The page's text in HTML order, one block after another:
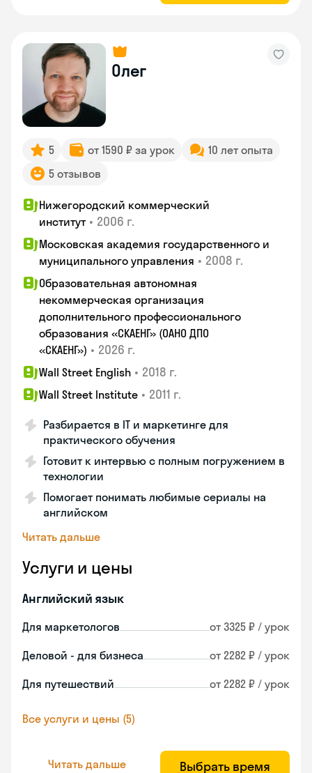
Олег
5 от 1590 ₽ за урок
10 лет опыта
5 отзывов
Нижегородский коммерческий
институт • 2006 г.
Московская академия государственного и
муниципального управления • 2008 г.
Образовательная автономная
некоммерческая организация
дополнительного профессионального
образования «СКАЕНГ» (ОАНО ДПО
«СКАЕНГ») • 2026 г.
Wall Street English • 2018 г.
Wall Street Institute • 2011 г.
Разбирается в IT и маркетинге для
практического обучения
Готовит к интервью с полным погружением в
технологии
Помогает понимать любимые сериалы на
английском
Читать дальше
Услуги и цены
Английский язык
Для маркетологов от 3325 ₽ / урок
Деловой - для бизнеса от 2282 ₽ / урок
Для путешествий от 2282 ₽ / урок
Все услуги и цены (5)
Читать дальше Выбрать время